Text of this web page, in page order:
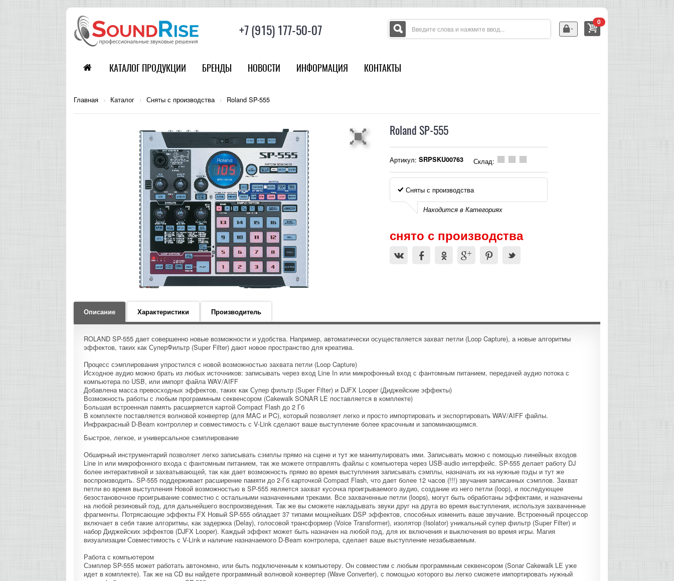
+7 (915) 177-50-07
0
КАТАЛОГ ПРОДУКЦИИ БРЕНДЫ НОВОСТИ ИНФОРМАЦИЯ КОНТАКТЫ
Главная › Каталог › Сняты с производства › Roland SP-555
Roland SP-555
Артикул: SRPSKU00763 Склад:
Сняты с производства
Находится в Категориях
снято с производства
Описание Характеристики Производитель
ROLAND SP-555 дает совершенно новые возможности и удобства. Например, автоматически осуществляется захват петли (Loop Capture), а новые алгоритмы
эффектов, таких как СуперФильтр (Super Filter) дают новое пространство для креатива.
Процесс сэмплирования упростился с новой возможностью захвата петли (Loop Capture)
Исходное аудио можно брать из любых источников: записывать через вход Line In или микрофонный вход с фантомным питанием, передачей аудио потока с
компьютера по USB, или импорт файла WAV/AIFF
Добавлена масса превосходных эффектов, таких как Супер фильтр (Super Filter) и DJFX Looper (Диджейские эффекты)
Возможность работы с любым программным секвенсором (Cakewalk SONAR LE поставляется в комплекте)
Большая встроенная память расширяется картой Compact Flash до 2 Гб
В комплекте поставляется волновой конвертер (для MAC и PC), который позволяет легко и просто импортировать и экспортировать WAV/AIFF файлы.
Инфракрасный D-Beam контроллер и совместимость с V-Link сделают ваше выступление более красочным и запоминающимся.
Быстрое, легкое, и универсальное сэмплирование
Обширный инструментарий позволяет легко записывать сэмплы прямо на сцене и тут же манипулировать ими. Записывать можно с помощью линейных входов
Line in или микрофонного входа с фантомным питанием, так же можете отправлять файлы с компьютера через USB-audio интерфейс. SP-555 делает работу DJ
более интерактивной и захватывающей, так как дает возможность прямо во время выступления записывать сэмплы, назначать их на нужные пэды и тут же
воспроизводить. SP-555 поддерживает расширение памяти до 2-Гб карточкой Compact Flash, что дает более 12 часов (!!!) звучания записанных сэмплов. Захват
петли во время выступления Новой возможностью в SP-555 является захват кусочка проигрываемого аудио, создание из него петли (loop), и последующее
безостановочное проигрывание совместно с остальными назначенными треками. Все захваченные петли (loops), могут быть обработаны эффектами, и назначены
на любой резиновый пэд, для дальнейшего воспроизведения. Так же вы сможете накладывать звуки друг на друга во время выступления, используя захваченные
фрагменты. Потрясающие эффекты FX Новый SP-555 обладает 37 типами мощнейших DSP эффектов, способных изменить ваше звучание. Встроенный процессор
включает в себя такие алгоритмы, как задержка (Delay), голосовой трансформер (Voice Transformer), изолятор (Isolator) уникальный супер фильтр (Super Filter) и
набор Диджейских эффектов (DJFX Looper). Каждый эффект может быть назначен на любой пэд, для их включения и выключения во время игры. Магия
визуализации Совместимость с V-Link и наличие назначаемого D-Beam контролера, сделает ваше выступление незабываемым.
Работа с компьютером
Сэмплер SP-555 может работать автономно, или быть подключенным к компьютеру. Он совместим с любым программным секвенсором (Sonar Cakewalk LE уже
идет в комплекте). Так же на CD вы найдете программный волновой конвертер (Wave Converter), с помощью которого вы легко сможете импортировать нужный